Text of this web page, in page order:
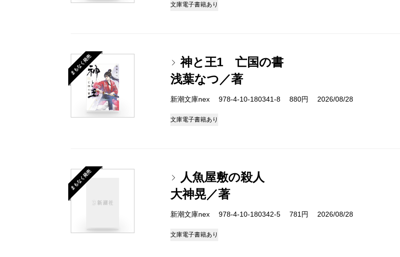
文庫電子書籍あり
まもなく発売
神と王1 亡国の書
浅葉なつ／著
新潮文庫nex 978-4-10-180341-8 880円 2026/08/28
文庫電子書籍あり
まもなく発売
人魚屋敷の殺人
大神晃／著
新潮文庫nex 978-4-10-180342-5 781円 2026/08/28
文庫電子書籍あり